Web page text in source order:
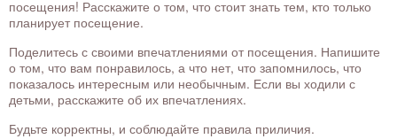
посещения! Расскажите о том, что стоит знать тем, кто только
планирует посещение.
Поделитесь с своими впечатлениями от посещения. Напишите
о том, что вам понравилось, а что нет, что запомнилось, что
показалось интересным или необычным. Если вы ходили с
детьми, расскажите об их впечатлениях.
Будьте корректны, и соблюдайте правила приличия.